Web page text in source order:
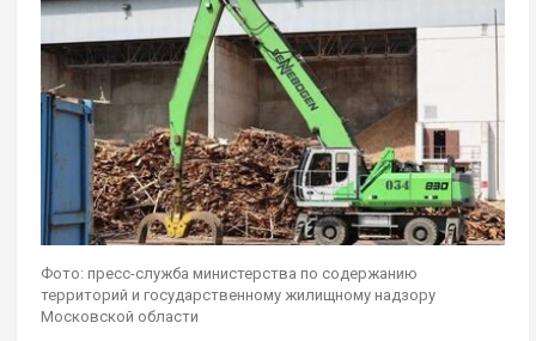
Фото: пресс-служба министерства по содержанию
территорий и государственному жилищному надзору
Московской области